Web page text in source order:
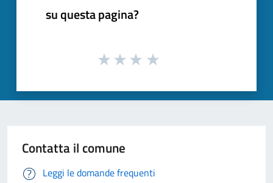
su questa pagina?
Contatta il comune
Leggi le domande frequenti